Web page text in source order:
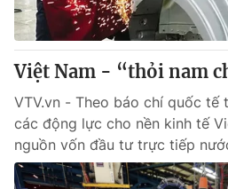
Việt Nam - “thỏi nam
VTV.vn - Theo báo chí quốc tế
các động lực cho nền kinh tế
nguồn vốn đầu tư trực tiếp